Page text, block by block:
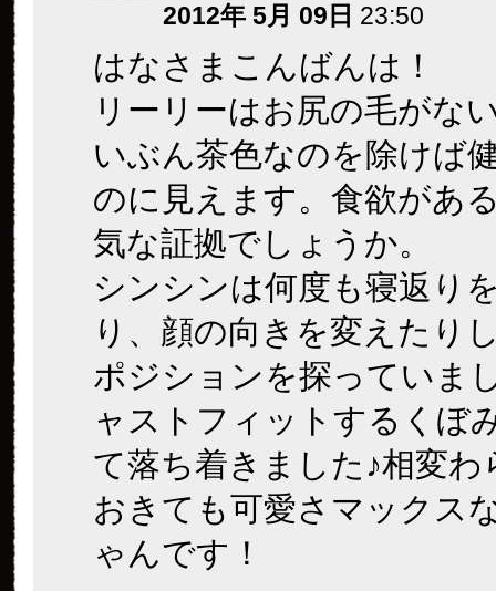
2012年 5月 09日 23:50
はなさまこんばんは！
リーリーはお尻の毛がな
いぶん茶色なのを除けば
のに見えます。食欲があ
気な証拠でしょうか。
シンシンは何度も寝返り
り、顔の向きを変えたり
ポジションを探っていま
ャストフィットするくぼ
て落ち着きました♪相変わ
おきても可愛さマックス
ゃんです！